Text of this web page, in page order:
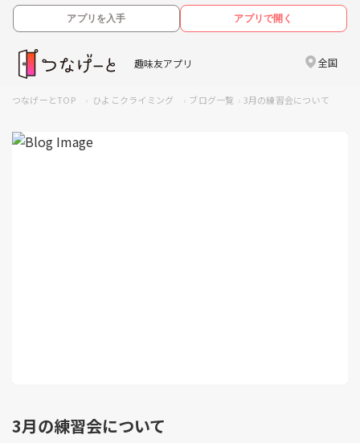
アプリを入手 アプリで開く
趣味友アプリ 全国
つなげーとTOP ひよこクライミング ブログ一覧 3月の練習会について
3月の練習会について